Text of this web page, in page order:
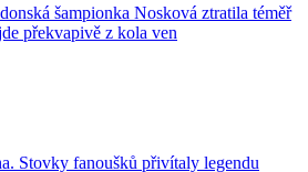
šampionka Nosková ztratila téměř
překvapivě z kola ven
Stovky fanoušků přivítaly legendu